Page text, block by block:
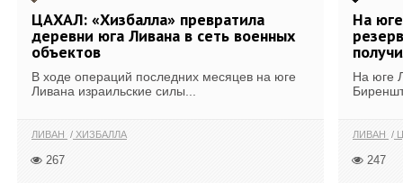
ЦАХАЛ: «Хизбалла» превратила
деревни юга Ливана в сеть военных
объектов
В ходе операций последних месяцев на юге
Ливана израильские силы...
ЛИВАН ХИЗБАЛЛА
267
На
На юге
ЛИВАН
247